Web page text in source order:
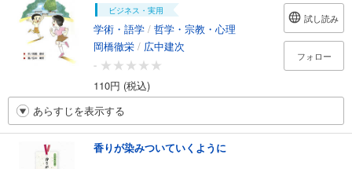
ビジネス・実用
学術・語学 / 哲学・宗教・心理
岡橋徹栄 / 広中建次
-
110円 (税込)
試し読み
フォロー
あらすじを表示する
香りが染みついていくように